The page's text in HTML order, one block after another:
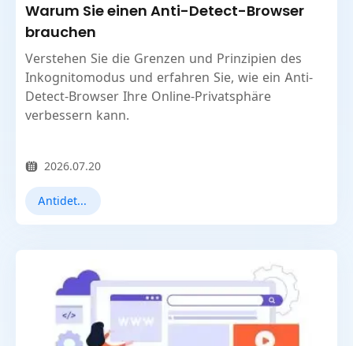
Warum Sie einen Anti-Detect-Browser
brauchen
Verstehen Sie die Grenzen und Prinzipien des
Inkognitomodus und erfahren Sie, wie ein Anti-
Detect-Browser Ihre Online-Privatsphäre
verbessern kann.
2026.07.20
Antidetect-Browser